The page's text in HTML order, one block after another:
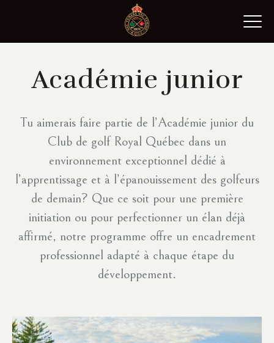
contenu
Académie junior
Tu aimerais faire partie de l’Académie junior du
Club de golf Royal Québec dans un
environnement exceptionnel dédié à
l’apprentissage et à l’épanouissement des golfeurs
de demain? Que ce soit pour une première
initiation ou pour perfectionner un élan déjà
affirmé, notre programme offre un encadrement
professionnel adapté à chaque étape du
développement.